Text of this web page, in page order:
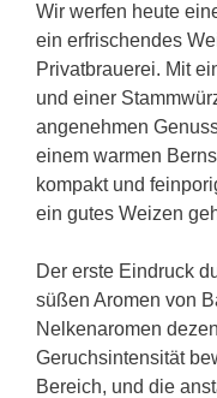
Wir werfen heute
ein erfrischendes
Privatbrauerei. Mit
und einer
angenehmen
einem warmen
kompakt und
ein gutes Weizen
Der erste Eindruck
süßen Aromen von
Nelkenaromen
Geruchsintensität
Bereich, und die